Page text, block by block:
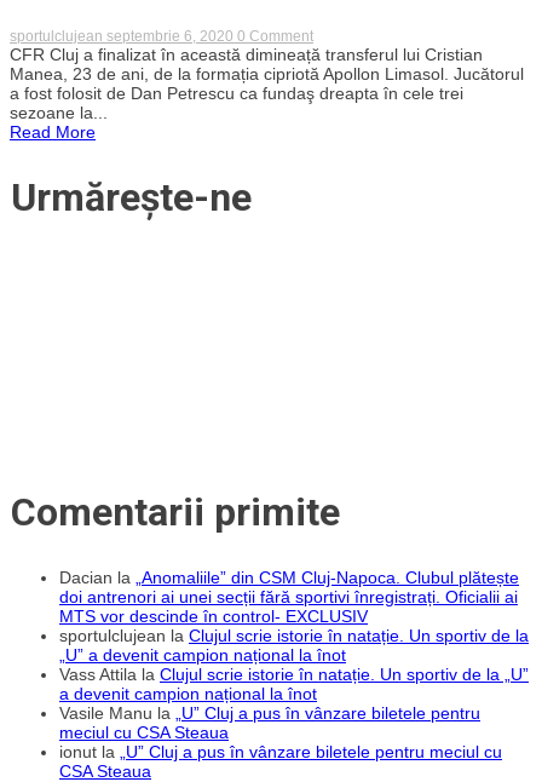
avut-
o,
nu
prea
sportulclujean septembrie 6, 2020 0 Commenton
CFR
Cluj
l-
a
CFR Cluj a finalizat în această dimineață transferul lui Cristian
Manea, 23 de ani, de la formația cipriotă Apollon Limasol. Jucătorul
a fost folosit de Dan Petrescu ca fundaş dreapta în cele trei
sezoane la...
Read More
Urmărește-ne
Comentarii primite
Dacian la
„Anomaliile” din CSM Cluj-Napoca. Clubul plătește
doi antrenori ai unei secții fără sportivi înregistrați. Oficialii ai
MTS vor descinde în control- EXCLUSIV
sportulclujean la Clujul scrie istorie în natație. Un sportiv de la
„U” a devenit campion național la înot
Vass Attila la Clujul scrie istorie în natație. Un sportiv de la „U”
a devenit campion național la înot
Vasile Manu la
„U” Cluj a pus în vânzare biletele pentru
meciul cu CSA Steaua
ionut la
„U” Cluj a pus în vânzare biletele pentru meciul cu
CSA Steaua